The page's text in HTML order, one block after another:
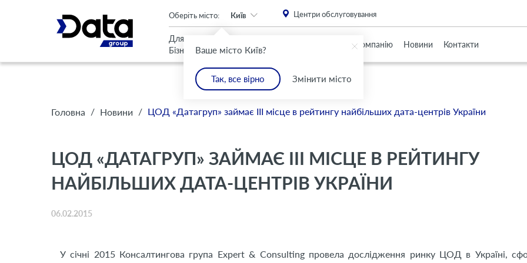
Ваше місто Київ?
Так, все вірно Змінити місто
Оберіть місто: Київ Центри обслуговування
Для
Бізнесу
Дому
Про Компанію Новини Контакти
Головна / Новини / ЦОД «Датагруп» займає III місце в рейтингу найбільших дата-центрів України
ЦОД «ДАТАГРУП» ЗАЙМАЄ III МІСЦЕ В РЕЙТИНГУ
НАЙБІЛЬШИХ ДАТА-ЦЕНТРІВ УКРАЇНИ
06.02.2015
У січні 2015 Консалтингова група Expert & Consulting провела дослідження ринку ЦОД в Україні,
An important update (Chrome 143) is available for your browser. Please install this critical browser update